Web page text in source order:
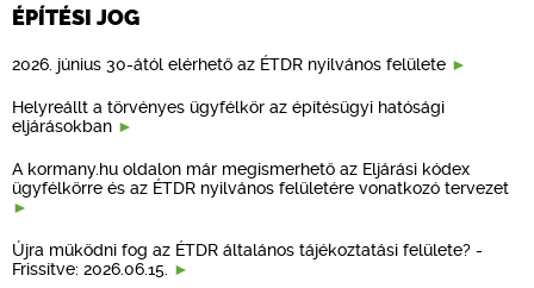
ÉPÍTÉSI JOG
2026. június 30-ától elérhető az ÉTDR nyilvános felülete
Helyreállt a törvényes ügyfélkör az építésügyi hatósági
eljárásokban
A kormany.hu oldalon már megismerhető az Eljárási kódex
ügyfélkörre és az ÉTDR nyilvános felületére vonatkozó tervezet
Újra működni fog az ÉTDR általános tájékoztatási felülete? -
Frissítve: 2026.06.15.